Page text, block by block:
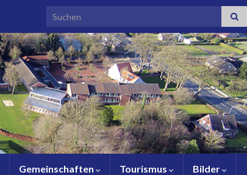
Search for:
Gemeinschaften Tourismus Bilder